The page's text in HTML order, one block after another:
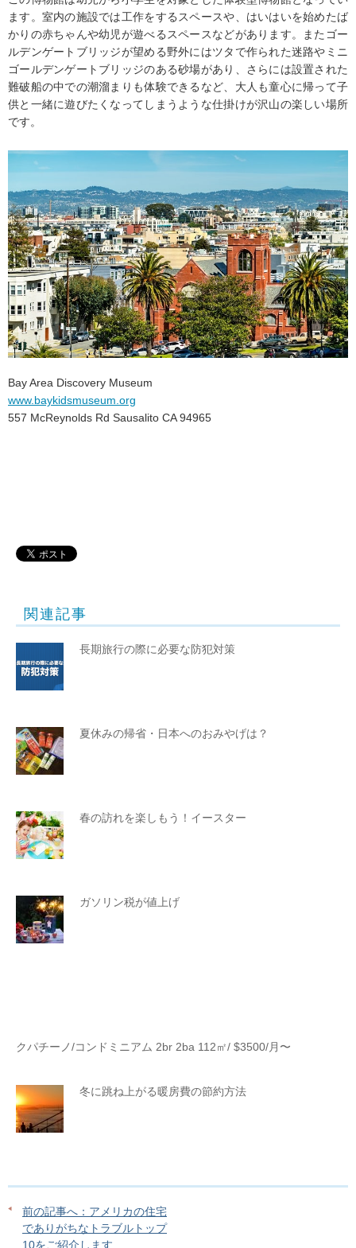
ます。室内の施設では工作をするスペースや、はいはいを始めたば
かりの赤ちゃんや幼児が遊べるスペースなどがあります。またゴー
ルデンゲートブリッジが望める野外にはツタで作られた迷路やミニ
ゴールデンゲートブリッジのある砂場があり、さらには設置された
難破船の中での潮溜まりも体験できるなど、大人も童心に帰って子
供と一緒に遊びたくなってしまうような仕掛けが沢山の楽しい場所
です。
Bay Area Discovery Museum
www.baykidsmuseum.org
557 McReynolds Rd Sausalito CA 94965
関連記事
長期旅行の際に必要な防犯対策
夏休みの帰省・日本へのおみやげは？
春の訪れを楽しもう！イースター
ガソリン税が値上げ
クパチーノ/コンドミニアム 2br 2ba 112㎡/ $3500/月〜
冬に跳ね上がる暖房費の節約方法
前の記事へ：アメリカの住宅
でありがちなトラブルトップ
10をご紹介します